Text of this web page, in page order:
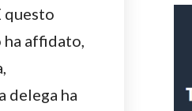
questo
ha affidato,
delega ha